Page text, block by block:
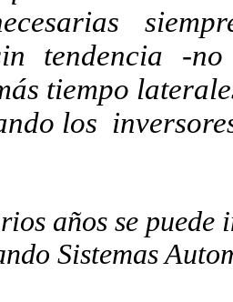
tendencia -
tiempo
los
años se
Sistemas